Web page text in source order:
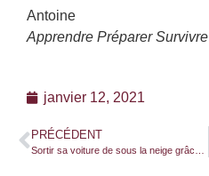
Antoine
Apprendre Préparer Survivre
janvier 12, 2021
PRÉCÉDENT